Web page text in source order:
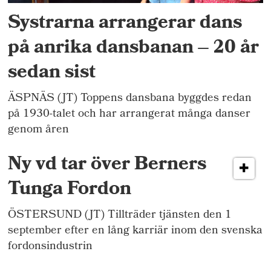
Systrarna arrangerar dans
på anrika dansbanan – 20 år
sedan sist
ÄSPNÄS (JT) Toppens dansbana byggdes redan
på 1930-talet och har arrangerat många danser
genom åren
Ny vd tar över Berners
Tunga Fordon
ÖSTERSUND (JT) Tillträder tjänsten den 1
september efter en lång karriär inom den svenska
fordonsindustrin